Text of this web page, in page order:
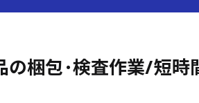
の梱包･検査作業/短時